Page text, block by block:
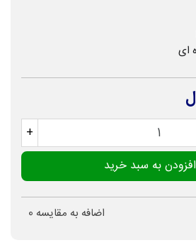
+
افزودن به سبد خرید
اضافه به مقایسه 0